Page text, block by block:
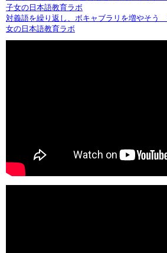
子女の日本語教育ラボ
対義語を繰り返し、ボキャブラリを増やそう
女の日本語教育ラボ